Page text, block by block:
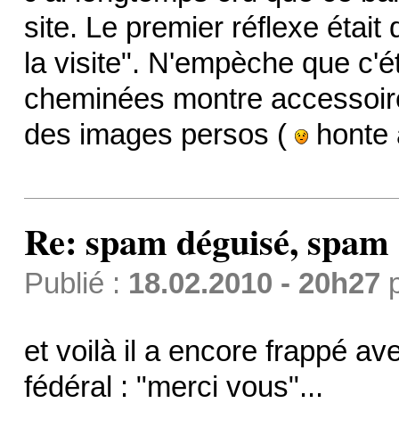
site. Le premier réflexe était
la visite". N'empèche que
cheminées montre
des images persos (
honte
Re: spam déguisé,
Publié : 18.02.2010 - 20h27
et voilà il a encore frappé
fédéral : "merci vous"...